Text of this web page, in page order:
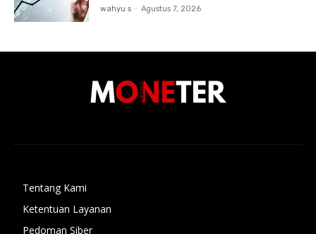
wahyu s - Agustus 7, 2026
Tentang Kami
Ketentuan Layanan
Pedoman Siber